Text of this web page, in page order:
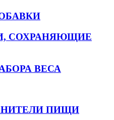
СОХРАНЯЮЩИЕ
ВЕСА
ПИЩИ